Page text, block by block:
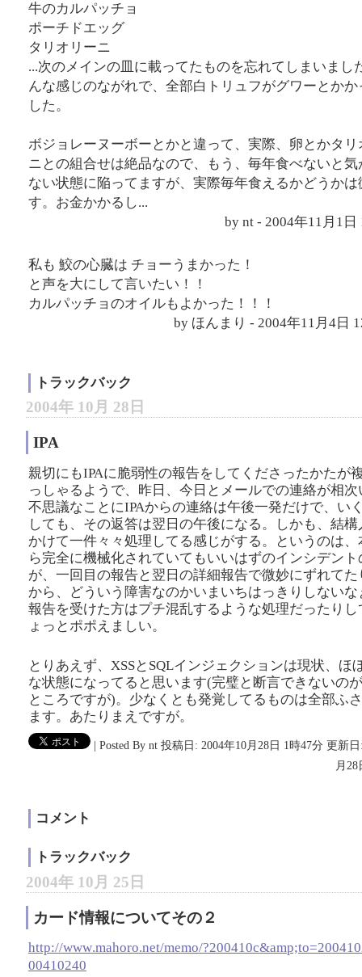
牛のカルパッチョ
ポーチドエッグ
タリオリーニ
...次のメインの皿に載ってたものを忘れてしまいまし
んな感じのながれで、全部白トリュフがグワーとかか
した。
ボジョレーヌーボーとかと違って、実際、卵とかタリ
ニとの組合せは絶品なので、もう、毎年食べないと気
ない状態に陥ってますが、実際毎年食えるかどうかは
す。お金かかるし...
by nt - 2004年11月1日
私も 鮫の心臓は チョーうまかった！
と声を大にして言いたい！！
カルパッチョのオイルもよかった！！！
by ほんまり - 2004年11月4日
トラックバック
2004年 10月 28日
IPA
親切にもIPAに脆弱性の報告をしてくださったかたが
っしゃるようで、昨日、今日とメールでの連絡が相次
不思議なことにIPAからの連絡は午後一発だけで、い
しても、その返答は翌日の午後になる。しかも、結構
かけて一件々々処理してる感じがする。というのは、
ら完全に機械化されていてもいいはずのインシデント
が、一回目の報告と翌日の詳細報告で微妙にずれてた
から、どういう障害なのかいまいちはっきりしないな
報告を受けた方はプチ混乱するような処理だったりし
ょっとポポえましい。
とりあえず、XSSとSQLインジェクションは現状、ほ
な状態になってると思います(完璧と断言できないの
ところですが)。少なくとも発覚してるものは全部ふ
ます。あたりまえですが。
| Posted By nt 投稿日: 2004年10月28日 1時47分 更新日
月28
コメント
トラックバック
2004年 10月 25日
カード情報についてその２
http://www.mahoro.net/memo/?200410c&amp;to
00410240